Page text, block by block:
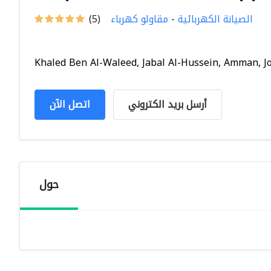
(5) الصيانة الكهربائية- مقاولو كهرباء
Khaled Ben Al-Waleed, Jabal Al-Hussein, Amman,
اتصل الآن أرسل بريد الكتروني
حول